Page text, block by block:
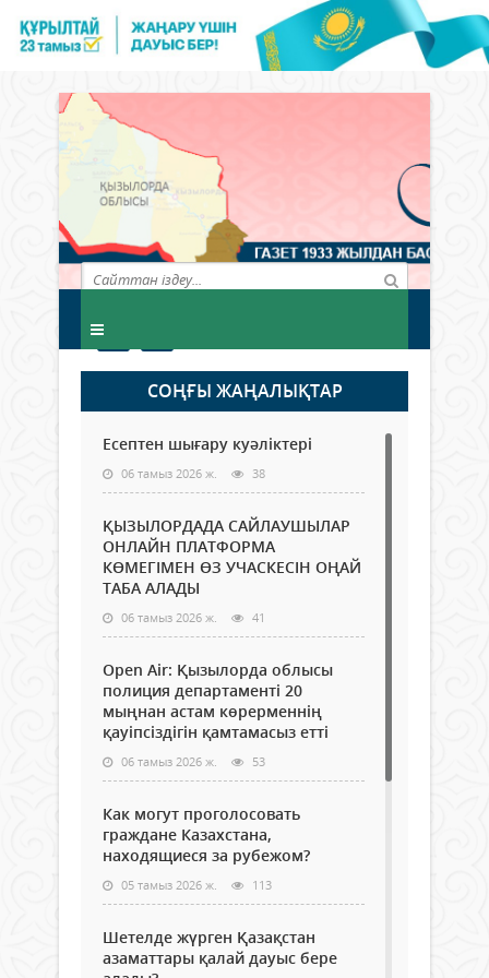
СОҢҒЫ ЖАҢАЛЫҚТАР
Есептен шығару куәліктері
06 тамыз 2026 ж. 38
ҚЫЗЫЛОРДАДА САЙЛАУШЫЛАР
ОНЛАЙН ПЛАТФОРМА
КӨМЕГІМЕН ӨЗ УЧАСКЕСІН ОҢАЙ
ТАБА АЛАДЫ
06 тамыз 2026 ж. 41
Open Air: Қызылорда облысы
полиция департаменті 20
мыңнан астам көрерменнің
қауіпсіздігін қамтамасыз етті
06 тамыз 2026 ж. 53
Как могут проголосовать
граждане Казахстана,
находящиеся за рубежом?
05 тамыз 2026 ж. 113
Шетелде жүрген Қазақстан
азаматтары қалай дауыс бере